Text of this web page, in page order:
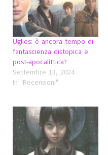
Uglies: è ancora tempo di
fantascienza distopica e
post-apocalittica?
Settembre 13, 2024
In "Recensioni"